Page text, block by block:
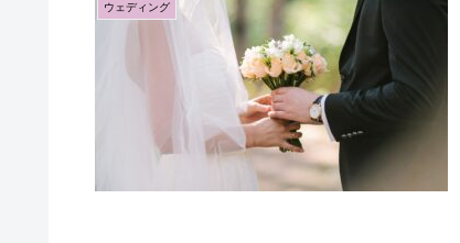
ウェディング